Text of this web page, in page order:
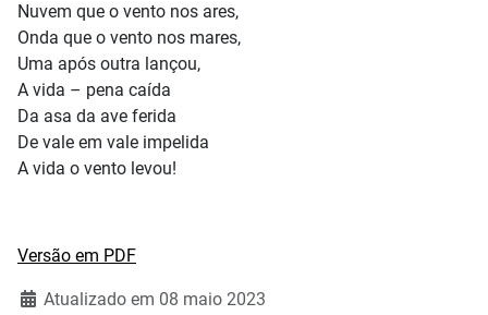
Nuvem que o vento nos ares,
Onda que o vento nos mares,
Uma após outra lançou,
A vida – pena caída
Da asa da ave ferida
De vale em vale impelida
A vida o vento levou!
Versão em PDF
Atualizado em 08 maio 2023